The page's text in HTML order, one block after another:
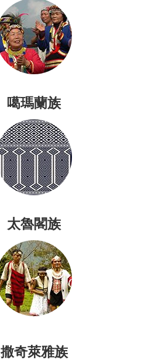
噶瑪蘭族
太魯閣族
撒奇萊雅族